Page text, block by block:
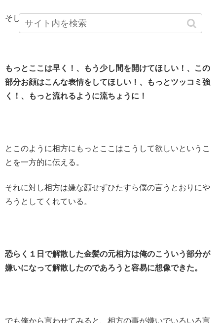
そしてそっから俺からの独裁ダメ出しタイム。
もっとここは早く！、もう少し間を開けてほしい！、この
部分お顔はこんな表情をしてほしい！、もっとツッコミ強
く！、もっと流れるように流ちょうに！
とこのように相方にもっとここはこうして欲しいというこ
とを一方的に伝える。
それに対し相方は嫌な顔せずひたすら僕の言うとおりにや
ろうとしてくれている。
恐らく１日で解散した金髪の元相方は俺のこういう部分が
嫌いになって解散したのであろうと容易に想像できた。
でも俺から言わせてみると、相方の事が嫌いでいろいろ言